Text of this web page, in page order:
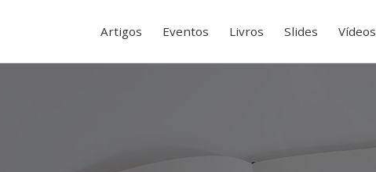
Artigos Eventos Livros Slides Vídeos